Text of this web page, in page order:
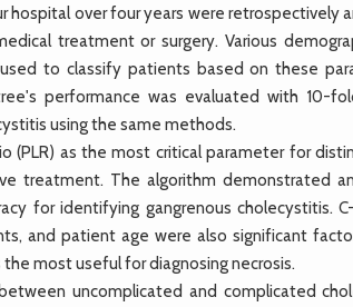
over four years were retrospectively
treatment or surgery. Various
to classify patients based on these
performance was evaluated with 10-
using the same methods.
as the most critical parameter for
treatment. The algorithm demonstrated
for identifying gangrenous cholecystitis.
and patient age were also significant
most useful for diagnosing necrosis.
uncomplicated and complicated